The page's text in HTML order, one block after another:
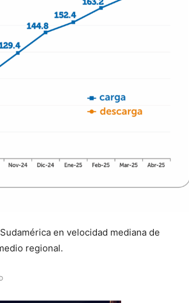
en velocidad mediana de
regional.